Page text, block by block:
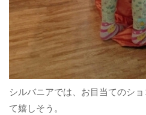
シルバニアでは、お目当てのシ
て嬉しそう。